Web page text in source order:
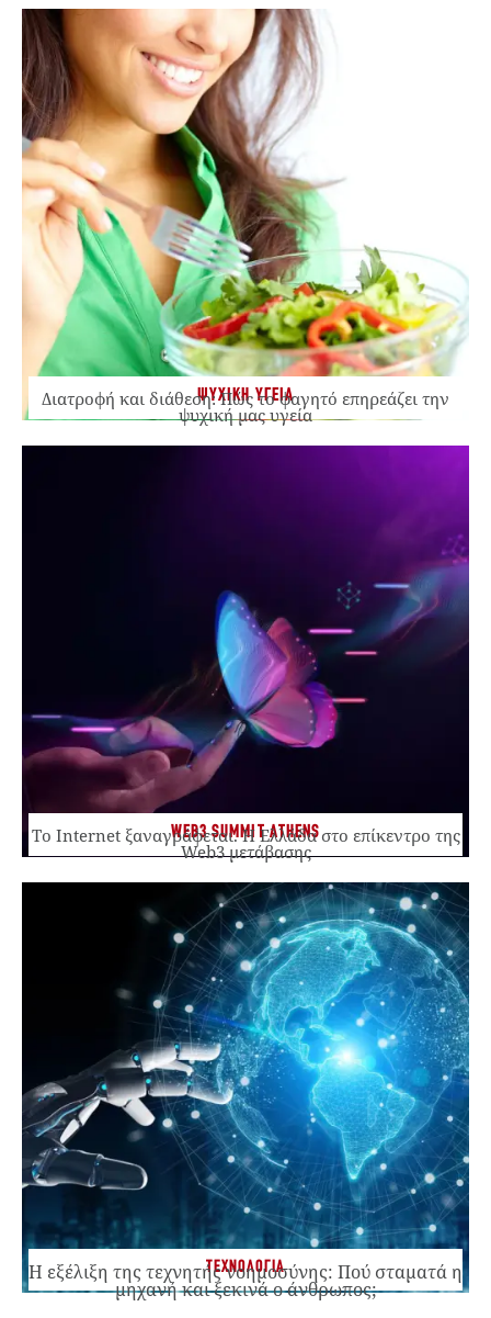
ΨΥΧΙΚΗ ΥΓΕΙΑ
Διατροφή και διάθεση: Πώς το φαγητό επηρεάζει την
ψυχική μας υγεία
WEB3 SUMMIT ATHENS
Το Internet ξαναγράφεται. Η Ελλάδα στο επίκεντρο της
Web3 μετάβασης
ΤΕΧΝΟΛΟΓΙΑ
Η εξέλιξη της τεχνητής νοημοσύνης: Πού σταματά η
μηχανή και ξεκινά ο άνθρωπος;